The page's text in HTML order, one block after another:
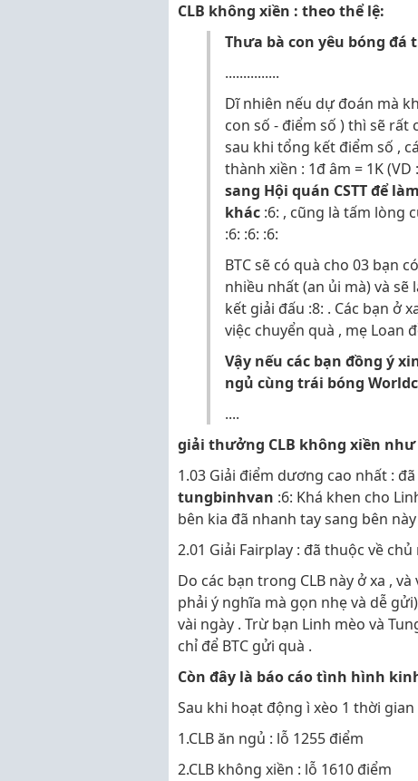
CLB không xiền : theo thể lệ:
Thưa bà con yêu bóng đá
...............
Dĩ nhiên nếu dự đoán mà
con số - điểm số ) thì sẽ rất
sau khi tổng kết điểm số ,
thành xiền : 1đ âm = 1K (VD
sang Hội quán CSTT để
khác :6: , cũng là tấm lòng
:6: :6: :6:
BTC sẽ có quà cho 03 bạn
nhiều nhất (an ủi mà) và sẽ
kết giải đấu :8: . Các bạn ở
việc chuyển quà , mẹ Loan
Vậy nếu các bạn đồng ý
ngủ cùng trái bóng
....
giải thưởng CLB không xiền như
1.03 Giải điểm dương cao nhất :
tungbinhvan :6: Khá khen cho
bên kia đã nhanh tay sang bên
2.01 Giải Fairplay : đã thuộc về chủ
Do các bạn trong CLB này ở xa ,
phải ý nghĩa mà gọn nhẹ và dễ
vài ngày . Trừ bạn Linh mèo và
chỉ để BTC gửi quà .
Còn đây là báo cáo tình hình
Sau khi hoạt động ì xèo 1 thời
1.CLB ăn ngủ : lỗ 1255 điểm
2.CLB không xiền : lỗ 1610 điểm